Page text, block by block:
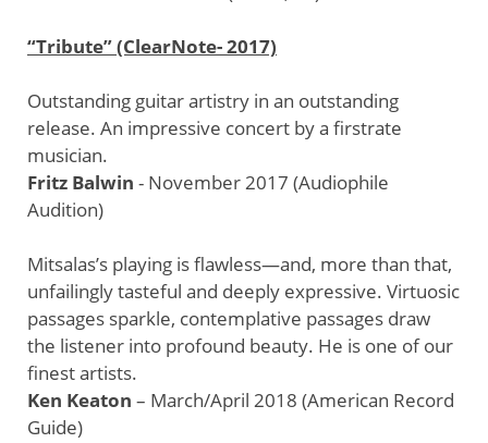
“Tribute” (ClearNote- 2017)
Outstanding guitar artistry in an outstanding
release. An impressive concert by a firstrate
musician.
Fritz Balwin - November 2017 (Audiophile
Audition)
Mitsalas’s playing is flawless—and, more than that,
unfailingly tasteful and deeply expressive. Virtuosic
passages sparkle, contemplative passages draw
the listener into profound beauty. He is one of our
finest artists.
Ken Keaton – March/April 2018 (American Record
Guide)